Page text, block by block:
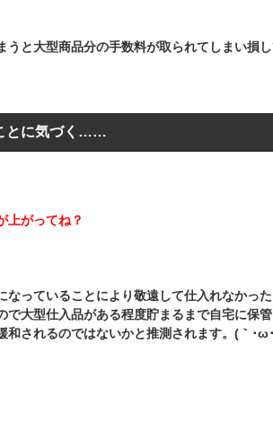
うと大型商品分の手数料が取られてしまい損
とに気づく……
上がってね？
なっていることにより敬遠して仕入れなかっ
で大型仕入品がある程度貯まるまで自宅に保
和されるのではないかと推測されます。(｀･ω